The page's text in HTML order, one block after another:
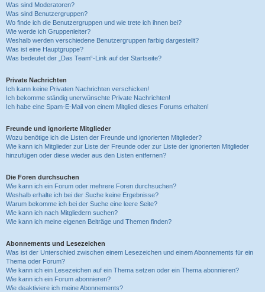
Was sind Moderatoren?
Was sind Benutzergruppen?
Wo finde ich die Benutzergruppen und wie trete ich ihnen bei?
Wie werde ich Gruppenleiter?
Weshalb werden verschiedene Benutzergruppen farbig dargestellt?
Was ist eine Hauptgruppe?
Was bedeutet der „Das Team“-Link auf der Startseite?
Private Nachrichten
Ich kann keine Privaten Nachrichten verschicken!
Ich bekomme ständig unerwünschte Private Nachrichten!
Ich habe eine Spam-E-Mail von einem Mitglied dieses Forums erhalten!
Freunde und ignorierte Mitglieder
Wozu benötige ich die Listen der Freunde und ignorierten Mitglieder?
Wie kann ich Mitglieder zur Liste der Freunde oder zur Liste der ignorierten Mitglieder
hinzufügen oder diese wieder aus den Listen entfernen?
Die Foren durchsuchen
Wie kann ich ein Forum oder mehrere Foren durchsuchen?
Weshalb erhalte ich bei der Suche keine Ergebnisse?
Warum bekomme ich bei der Suche eine leere Seite?
Wie kann ich nach Mitgliedern suchen?
Wie kann ich meine eigenen Beiträge und Themen finden?
Abonnements und Lesezeichen
Was ist der Unterschied zwischen einem Lesezeichen und einem Abonnements für ein
Thema oder Forum?
Wie kann ich ein Lesezeichen auf ein Thema setzen oder ein Thema abonnieren?
Wie kann ich ein Forum abonnieren?
Wie deaktiviere ich meine Abonnements?